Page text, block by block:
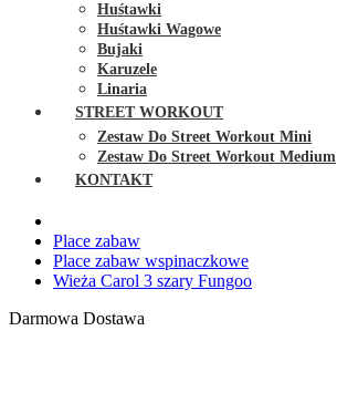
Huśtawki
Huśtawki Wagowe
Bujaki
Karuzele
Linaria
STREET WORKOUT
Zestaw Do Street Workout Mini
Zestaw Do Street Workout Medium
KONTAKT
Place zabaw
Place zabaw wspinaczkowe
Wieża Carol 3 szary Fungoo
Darmowa Dostawa